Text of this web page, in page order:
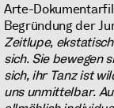
Arte-
Begründung der
Zeitlupe,
sich. Sie bewegen
sich, ihr Tanz ist
uns unmittelbar.